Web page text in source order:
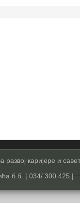
развој каријере и
б.б. | 034/ 300 425 |